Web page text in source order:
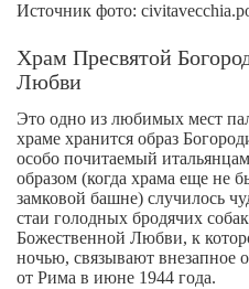
Источник фото:
Храм Пресвятой
Любви
Это одно из любимых мест
храме хранится образ
особо почитаемый
образом (когда храма еще не
замковой башне) случилось
стаи голодных бродячих
Божественной Любви, к
ночью, связывают внезапное
от Рима в июне 1944 года.